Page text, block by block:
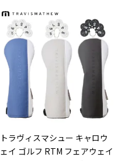
トラヴィスマシュー キャロウ
ェイ ゴルフ RTM フェアウェイ